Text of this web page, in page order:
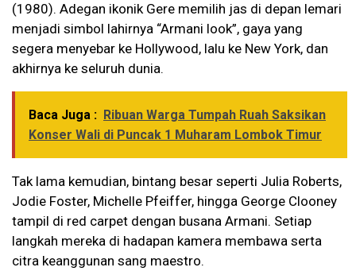
(1980). Adegan ikonik Gere memilih jas di depan lemari
menjadi simbol lahirnya “Armani look”, gaya yang
segera menyebar ke Hollywood, lalu ke New York, dan
akhirnya ke seluruh dunia.
Baca Juga : Ribuan Warga Tumpah Ruah Saksikan
Konser Wali di Puncak 1 Muharam Lombok Timur
Tak lama kemudian, bintang besar seperti Julia Roberts,
Jodie Foster, Michelle Pfeiffer, hingga George Clooney
tampil di red carpet dengan busana Armani. Setiap
langkah mereka di hadapan kamera membawa serta
citra keanggunan sang maestro.